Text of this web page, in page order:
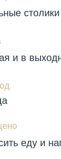
столики
и в
еду и